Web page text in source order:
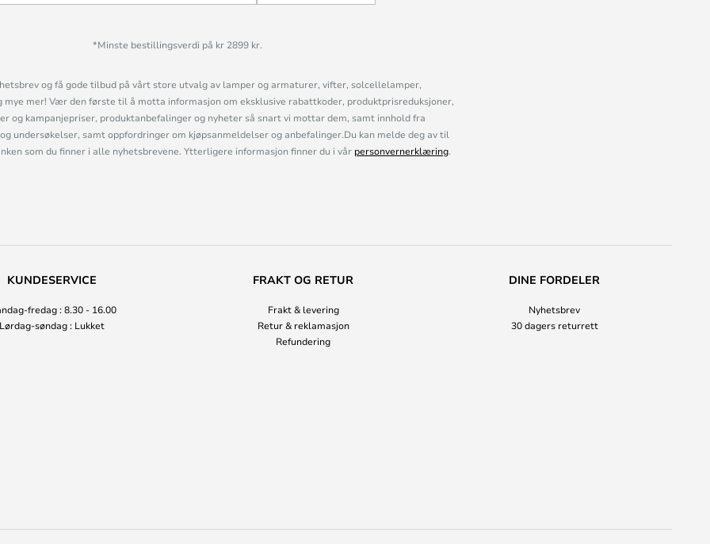
*Minste bestillingsverdi på kr 2899 kr.
og få gode tilbud på vårt store utvalg av lamper og armaturer, vifter, solcellelamper,
mer! Vær den første til å motta informasjon om eksklusive rabattkoder, produktprisreduksjoner,
og kampanjepriser, produktanbefalinger og nyheter så snart vi mottar dem, samt innhold fra
undersøkelser, samt oppfordringer om kjøpsanmeldelser og anbefalinger.Du kan melde deg av til
som du finner i alle nyhetsbrevene. Ytterligere informasjon finner du i vår personvernerklæring.
KUNDESERVICE
fredag : 8.30 - 16.00
Lørdag-søndag : Lukket
FRAKT OG RETUR
Frakt & levering
Retur & reklamasjon
Refundering
DINE FORDELER
Nyhetsbrev
30 dagers returrett